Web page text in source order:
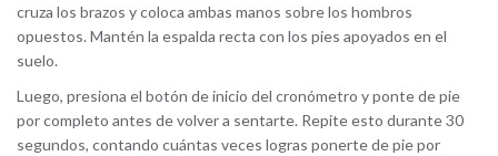
cruza los brazos y coloca ambas manos sobre los hombros
opuestos. Mantén la espalda recta con los pies apoyados en el
suelo.
Luego, presiona el botón de inicio del cronómetro y ponte de pie
por completo antes de volver a sentarte. Repite esto durante 30
segundos, contando cuántas veces logras ponerte de pie por